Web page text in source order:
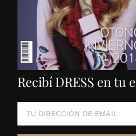
Recibí DRESS en tu